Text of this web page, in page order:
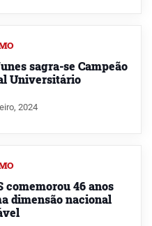
sagra-se Campeão
Universitário
2024
comemorou 46 anos
dimensão nacional